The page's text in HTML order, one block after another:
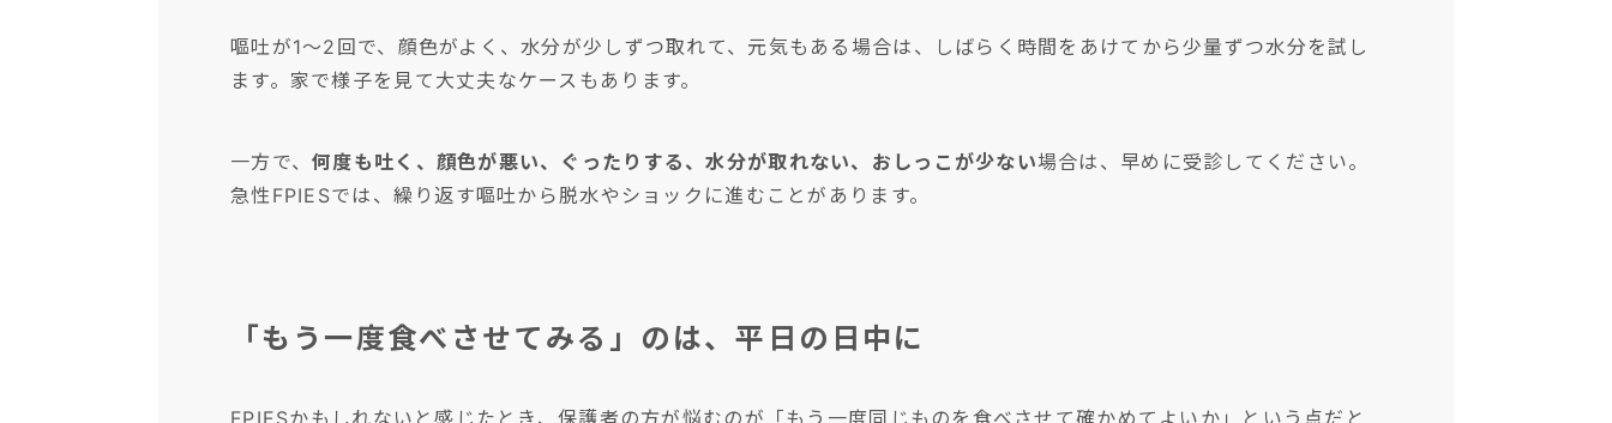
嘔吐が1〜2回で、顔色がよく、水分が少しずつ取れて、元気もある場合は、しばらく時間をあけてから少量ずつ水分を試し
ます。家で様子を見て大丈夫なケースもあります。
一方で、何度も吐く、顔色が悪い、ぐったりする、水分が取れない、おしっこが少ない場合は、早めに受診してください。
急性FPIESでは、繰り返す嘔吐から脱水やショックに進むことがあります。
「もう一度食べさせてみる」のは、平日の日中に
FPIESかもしれないと感じたとき、保護者の方が悩むのが「もう一度同じものを食べさせて確かめてよいか」という点だと